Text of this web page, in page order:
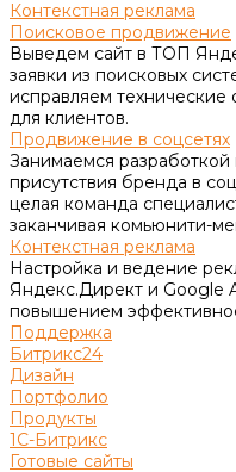
Контекстная реклама
Поисковое продвижение
Выведем сайт в ТОП
заявки из поисковых
исправляем
для клиентов.
Продвижение в соцсетях
Занимаемся
присутствия бренда в
целая команда
заканчивая комьюнити-
Контекстная реклама
Настройка и ведение
Яндекс.Директ и Google
повышением
Поддержка
Битрикс24
Дизайн
Портфолио
Продукты
1С-Битрикс
Готовые сайты